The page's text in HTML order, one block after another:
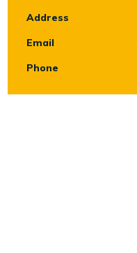
Address
Email
Phone